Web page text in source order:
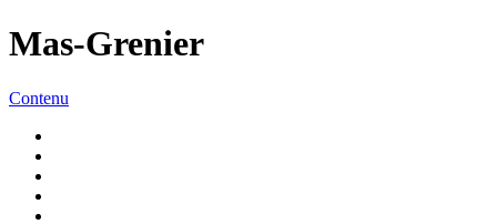
Mas-Grenier
Contenu